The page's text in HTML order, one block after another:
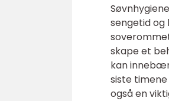
sengetid og
skape et
kan
siste
også en